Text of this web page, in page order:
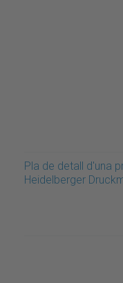
Pla de detall d'una
Heidelberger